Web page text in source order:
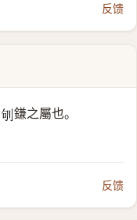
反馈
𠛎 鎌之屬也。
反馈